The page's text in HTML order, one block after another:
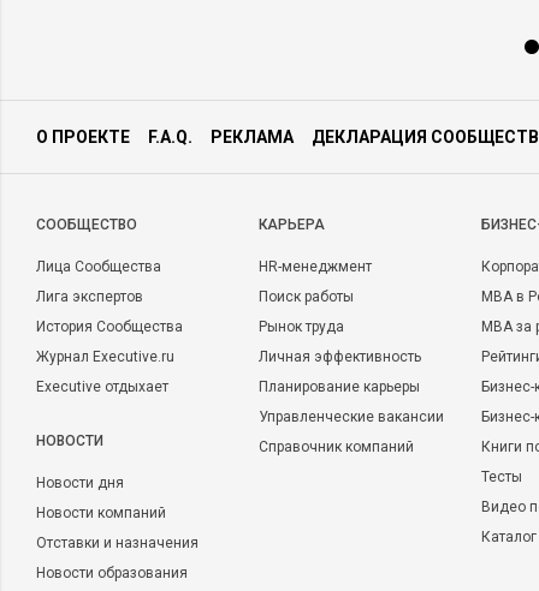
О ПРОЕКТЕ F.A.Q. РЕКЛАМА ДЕКЛАРАЦИЯ
CООБЩЕСТВО
Лица Сообщества
Лига экспертов
История Сообщества
Журнал Executive.ru
Executive отдыхает
НОВОСТИ
Новости дня
Новости компаний
Отставки и назначения
Новости образования
КАРЬЕРА
HR-менеджмент
Поиск работы
Рынок труда
Личная эффективность
Планирование карьеры
Управленческие вакансии
Справочник компаний
MBA в
MBA
Бизнес-
Книги
Тесты
Видео